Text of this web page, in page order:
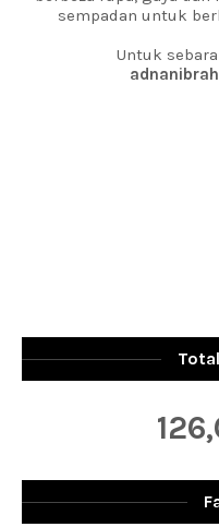
sempadan untuk
Untuk